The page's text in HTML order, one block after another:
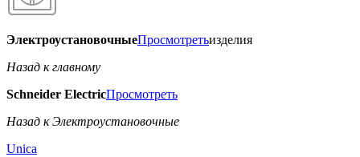
ЭлектроустановочныеПросмотретьизделия
Назад к главному
Schneider ElectricПросмотреть
Назад к Электроустановочные
Unica